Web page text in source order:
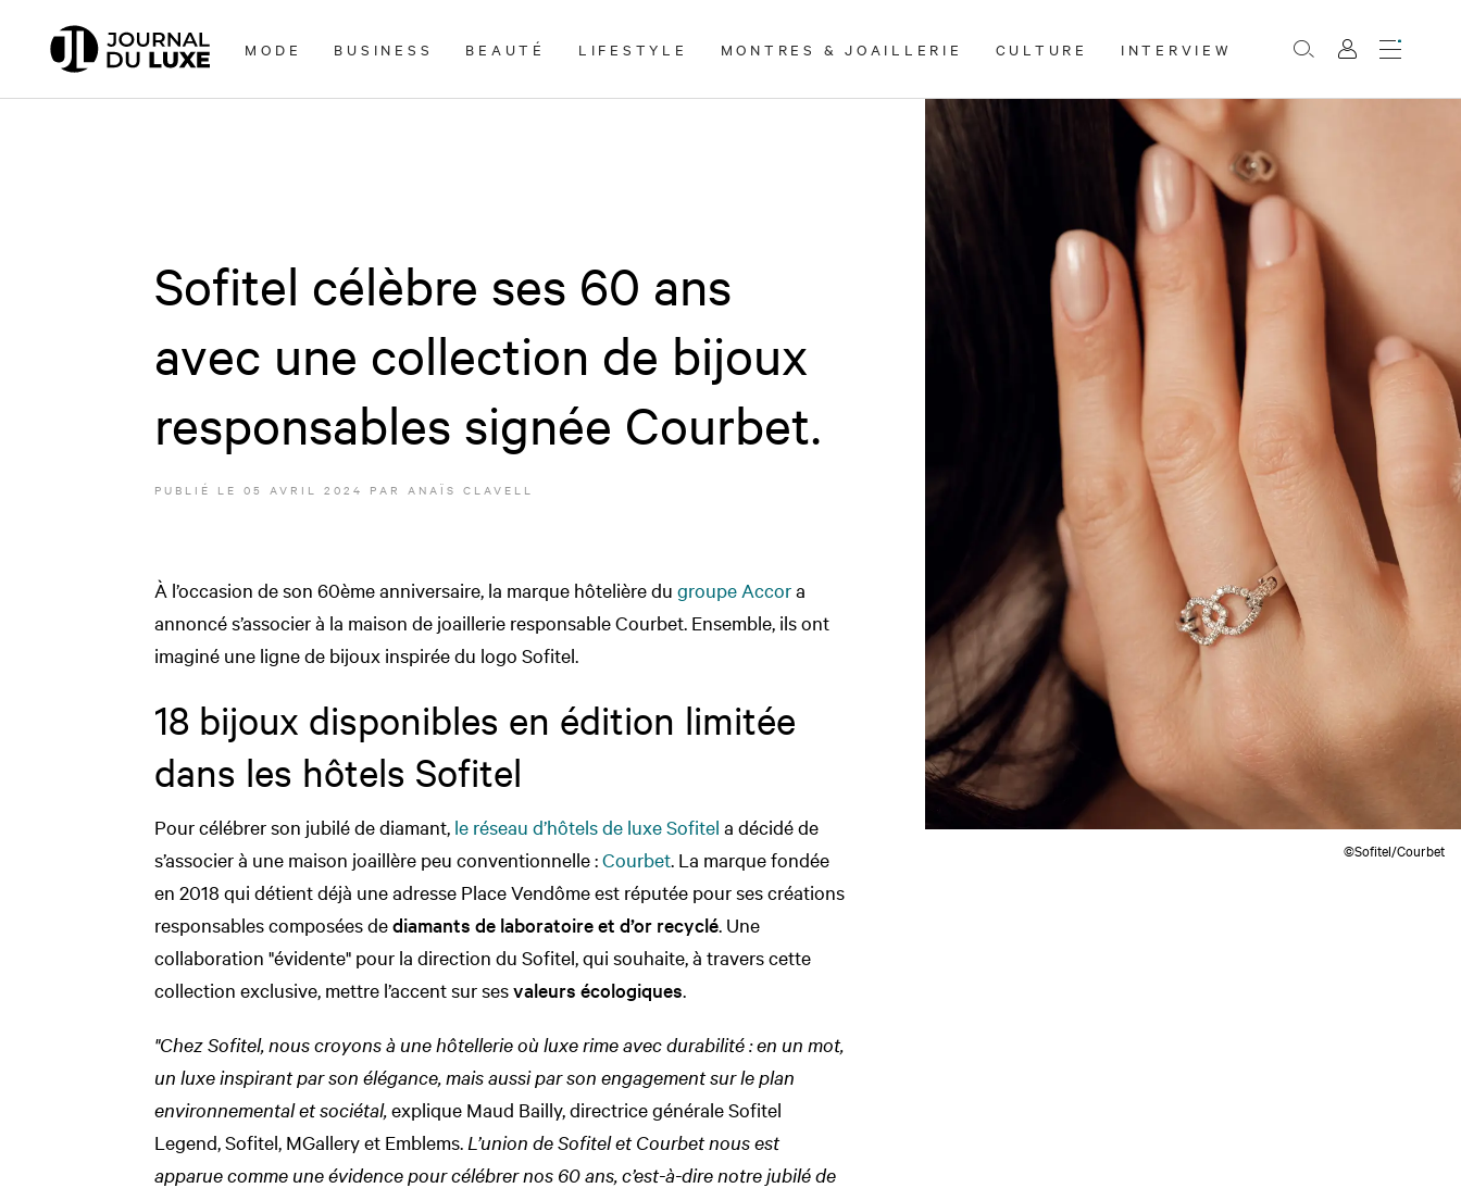
directement
MODE BUSINESS BEAUTÉ LIFESTYLE MONTRES & JOAILLERIE CULTURE INTERVIEW Rechercher
Mon
compte
Menu
Sofitel célèbre ses 60 ans
avec une collection de bijoux
responsables signée Courbet.
PUBLIÉ LE 05 AVRIL 2024 PAR ANAÏS CLAVELL
À l’occasion de son 60ème anniversaire, la marque hôtelière du groupe Accora
annoncé s’associer à la maison de joaillerie responsable Courbet. Ensemble, ils ont
imaginé une ligne de bijoux inspirée du logo Sofitel.
18 bijoux disponibles en édition limitée
dans les hôtels Sofitel
Pour célébrer son jubilé de diamant, le réseau d’hôtels de luxe Sofitel a décidé de
s’associer à une maison joaillère peu conventionnelle :Courbet . La marque fondée
en 2018 qui détient déjà une adresse Place Vendôme est réputée pour ses créations
responsables composées dediamants de laboratoire et d’or recyclé . Une
collaboration "évidente" pour la direction du Sofitel, qui souhaite, à travers cette
collection exclusive, mettre l’accent sur sesvaleurs écologiques
"Chez Sofitel, nous croyons à une hôtellerie où luxe rime avec durabilité : en un mot,
un luxe inspirant par son élégance, mais aussi par son engagement sur le plan
environnemental et sociétal, explique Maud Bailly, directrice générale Sofitel
Legend, Sofitel, MGallery et Emblems. L’union de Sofitel et Courbet nous est
apparue comme une évidence pour célébrer nos 60 ans, c’est-à-dire notre jubilé de
©Sofitel/Courbet